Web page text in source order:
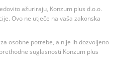
ažuriraju, Konzum plus d.o.o.
Ovo ne utječe na vaša zakonska
osobne potrebe, a nije ih dozvoljeno
suglasnosti Konzum plus